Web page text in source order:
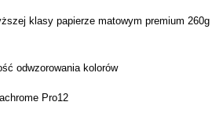
klasy papierze matowym premium 260g
odwzorowania kolorów
Pro12